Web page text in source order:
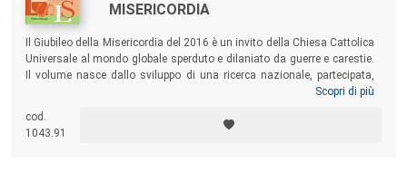
MISERICORDIA
Il Giubileo della Misericordia del 2016 è un invito della Chiesa Cattolica
Universale al mondo globale sperduto e dilaniato da guerre e carestie.
Il volume nasce dallo sviluppo di una ricerca nazionale, partecipata,
vissuta sui percorsi giubilari
della Misericordia: il resoconto di un gruppo di 1306 pellegrini che
hanno partecipato al Giubileo a Napoli, Roma, L’Aquila, Cassino,
Scopri di più
cod.
1043.91